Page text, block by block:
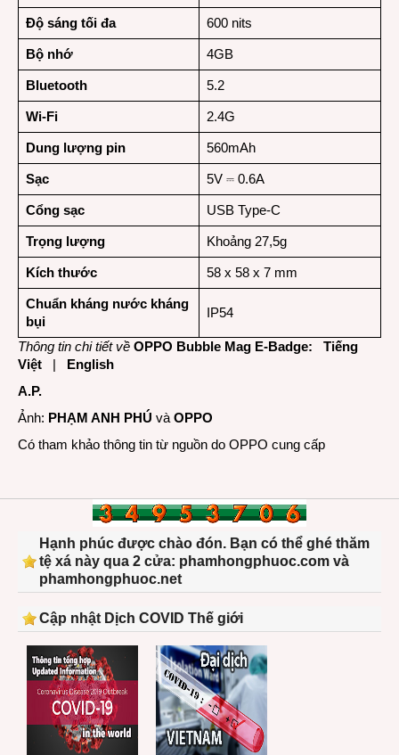
Độ sáng tối đa 600 nits
Bộ nhớ 4GB
Bluetooth 5.2
Wi-Fi 2.4G
Dung lượng pin 560mAh
Sạc 5V ⎓ 0.6A
Cổng sạc USB Type-C
Trọng lượng Khoảng 27,5g
Kích thước 58 x 58 x 7 mm
Chuẩn kháng nước kháng
bụi
IP54
Thông tin chi tiết về OPPO Bubble Mag E-Badge: Tiếng
Việt | English
A.P.
Ảnh: PHẠM ANH PHÚ và OPPO
Có tham khảo thông tin từ nguồn do OPPO cung cấp
Hạnh phúc được chào đón. Bạn có thể ghé thăm
tệ xá này qua 2 cửa: phamhongphuoc.com và
phamhongphuoc.net
Cập nhật Dịch COVID Thế giới